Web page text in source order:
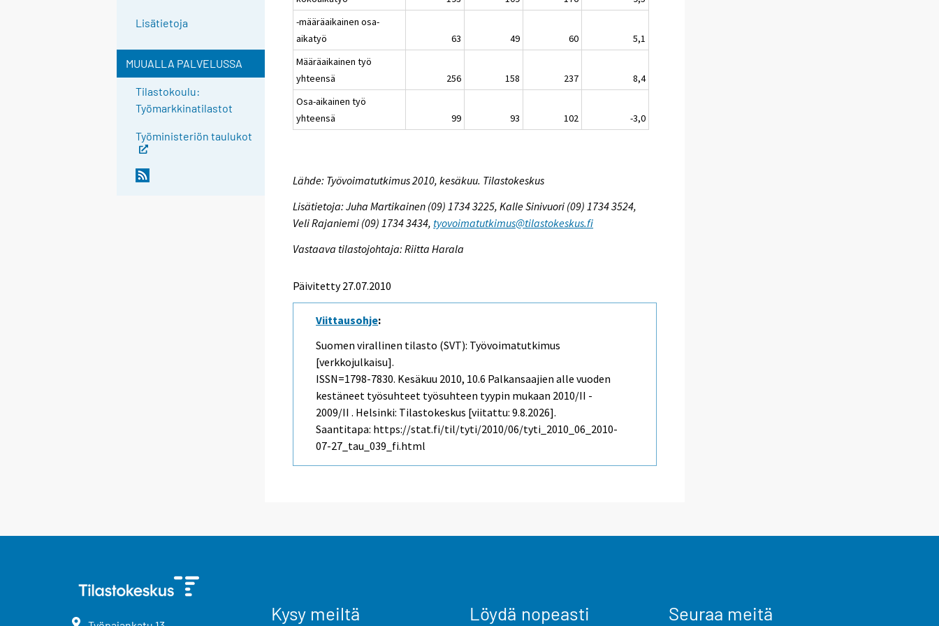
Lisätietoja
MUUALLA PALVELUSSA
Tilastokoulu:
Työmarkkinatilastot
Työministeriön taulukot
-määräaikainen osa-
aikatyö
63 49 60
5,1
Määräaikainen työ
yhteensä
256 158 237
8,4
Osa-aikainen työ
yhteensä
99 93 102 -3,0
Lähde: Työvoimatutkimus 2010, kesäkuu. Tilastokeskus
Lisätietoja: Juha Martikainen (09) 1734 3225, Kalle Sinivuori (09) 1734 3524,
Veli Rajaniemi (09) 1734 3434, tyovoimatutkimus@tilastokeskus.fi
Vastaava tilastojohtaja: Riitta Harala
Päivitetty 27.07.2010
Viittausohje:
Suomen virallinen tilasto (SVT): Työvoimatutkimus
[verkkojulkaisu].
ISSN=1798-7830. Kesäkuu 2010, 10.6 Palkansaajien alle vuoden
kestäneet työsuhteet työsuhteen tyypin mukaan 2010/II -
2009/II . Helsinki: Tilastokeskus [viitattu: 9.8.2026].
Saantitapa: https://stat.fi/til/tyti/2010/06/tyti_2010_06_2010-
07-27_tau_039_fi.html
Kysy meiltä Löydä nopeasti Seuraa meitä